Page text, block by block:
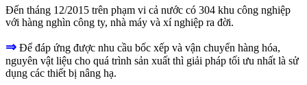
Đến tháng 12/2015 trên phạm vi cả nước có 304 khu công nghiệp
với hàng nghìn công ty, nhà máy và xí nghiệp ra đời.
⇒ Để đáp ứng được nhu cầu bốc xếp và vận chuyển hàng hóa,
nguyên vật liệu cho quá trình sản xuất thì giải pháp tối ưu nhất là sử
dụng các thiết bị nâng hạ.